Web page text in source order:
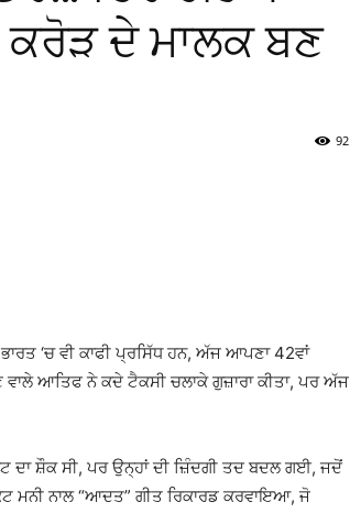
ਕਰੋੜ ਦੇ ਮਾਲਕ ਬਣ
92
‘ਚ ਵੀ ਕਾਫੀ ਪ੍ਰਸਿੱਧ ਹਨ, ਅੱਜ ਆਪਣਾ 42ਵਾਂ
ਵਾਲੇ ਆਤਿਫ ਨੇ ਕਦੇ ਟੈਕਸੀ ਚਲਾਕੇ ਗੁਜ਼ਾਰਾ ਕੀਤਾ, ਪਰ ਅੱਜ
ਸ਼ੌਕ ਸੀ, ਪਰ ਉਨ੍ਹਾਂ ਦੀ ਜ਼ਿੰਦਗੀ ਤਦ ਬਦਲ ਗਈ, ਜਦੋਂ
ਮਨੀ ਨਾਲ “ਆਦਤ” ਗੀਤ ਰਿਕਾਰਡ ਕਰਵਾਇਆ, ਜੋ